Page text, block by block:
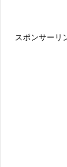
スポンサーリ